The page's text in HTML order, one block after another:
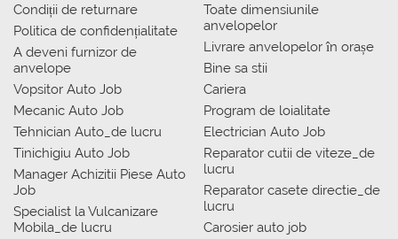
Condiții de returnare
Politica de confidențialitate
A deveni furnizor de
anvelope
Vopsitor Auto Job
Mecanic Auto Job
Tehnician Auto_de lucru
Tinichigiu Auto Job
Manager Achizitii Piese Auto
Job
Specialist la Vulcanizare
Mobila_de lucru
Toate dimensiunile
anvelopelor
Livrare anvelopelor în orașe
Bine sa stii
Cariera
Program de loialitate
Electrician Auto Job
Reparator cutii de viteze_de
lucru
Reparator casete directie_de
lucru
Carosier auto job